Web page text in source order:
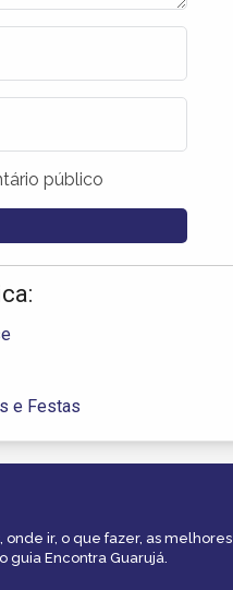
público
e Festas
ir, o que fazer, as melhores
guia Encontra Guarujá.